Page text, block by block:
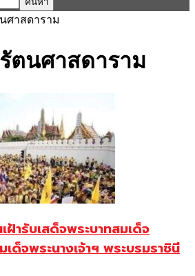
ศาสดาราม
ตนศาสดาราม
ฝ้ารับเสด็จพระบาทสมเด็จ
เด็จพระนางเจ้าฯ พระบรมราชินี